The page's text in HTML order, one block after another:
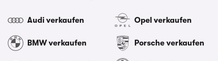
Audi verkaufen
BMW verkaufen
Opel verkaufen
Porsche verkaufen